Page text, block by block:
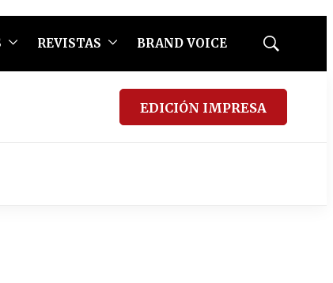
REVISTAS BRAND VOICE
Mostrar
EDICIÓN IMPRESA